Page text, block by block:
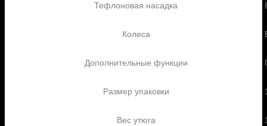
Тефлоновая насадка
Колеса
Дополнительные функции
Размер упаковки
Вес утюга